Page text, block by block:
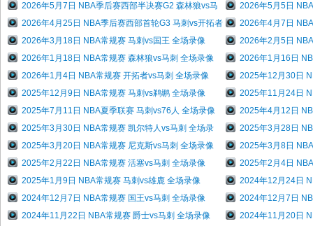
2026年5月7日 NBA季后赛西部半决赛G2 森林狼vs马
2026年5月5日
2026年4月25日 NBA季后赛西部首轮G3 马刺vs开拓者
2026年4月7日
2026年3月18日 NBA常规赛 马刺vs国王 全场录像
2026年2月5日
2026年1月18日 NBA常规赛 森林狼vs马刺 全场录像
2026年1月16日
2026年1月4日 NBA常规赛 开拓者vs马刺 全场录像
2025年12月30日
2025年12月9日 NBA常规赛 马刺vs鹈鹕 全场录像
2025年11月24日
2025年7月11日 NBA夏季联赛 马刺vs76人 全场录像
2025年4月12日
2025年3月30日 NBA常规赛 凯尔特人vs马刺 全场录
2025年3月28日
2025年3月20日 NBA常规赛 尼克斯vs马刺 全场录像
2025年3月8日
2025年2月22日 NBA常规赛 活塞vs马刺 全场录像
2025年2月4日
2025年1月9日 NBA常规赛 马刺vs雄鹿 全场录像
2024年12月24日
2024年12月7日 NBA常规赛 国王vs马刺 全场录像
2024年12月7日
2024年11月22日 NBA常规赛 爵士vs马刺 全场录像
2024年11月20日